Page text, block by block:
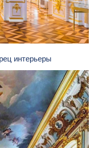
интерьеры